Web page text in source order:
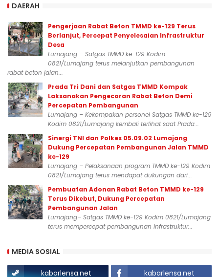
DAERAH
Pengerjaan Rabat Beton TMMD ke-129 Terus
Berlanjut, Percepat Penyelesaian Infrastruktur
Desa
Lumajang – Satgas TMMD ke-129 Kodim
0821/Lumajang terus melanjutkan pembangunan
rabat beton jalan...
Prada Tri Dani dan Satgas TMMD Kompak
Laksanakan Pengecoran Rabat Beton Demi
Percepatan Pembangunan
Lumajang – Kekompakan personel Satgas TMMD ke-129
Kodim 0821/Lumajang kembali terlihat saat Prada...
Sinergi TNI dan Polkes 05.09.02 Lumajang
Dukung Percepatan Pembangunan Jalan TMMD
ke-129
Lumajang – Pelaksanaan program TMMD ke-129 Kodim
0821/Lumajang terus mendapat dukungan dari...
Pembuatan Adonan Rabat Beton TMMD ke-129
Terus Dikebut, Dukung Percepatan
Pembangunan Jalan
Lumajang– Satgas TMMD ke-129 Kodim 0821/Lumajang
terus mempercepat pembangunan infrastruktur...
MEDIA SOSIAL
kabarlensa.net kabarlensa.net